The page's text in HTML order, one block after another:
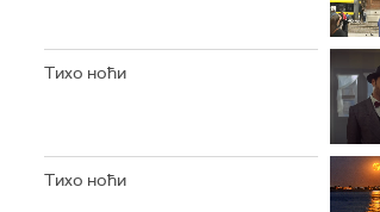
Тихо ноћи
Тихо ноћи